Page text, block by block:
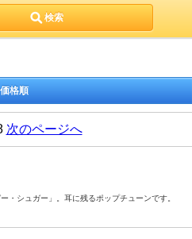
検索
価格順
次のページへ
・シュガー」。耳に残るポップチューンです。